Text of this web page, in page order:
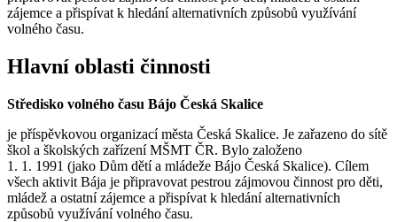
zájemce a přispívat k hledání alternativních způsobů využívání
volného času.
Hlavní oblasti činnosti
Středisko volného času Bájo Česká Skalice
je příspěvkovou organizací města Česká Skalice. Je zařazeno do sítě
škol a školských zařízení MŠMT ČR. Bylo založeno
1. 1. 1991 (jako Dům dětí a mládeže Bájo Česká Skalice). Cílem
všech aktivit Bája je připravovat pestrou zájmovou činnost pro děti,
mládež a ostatní zájemce a přispívat k hledání alternativních
způsobů využívání volného času.